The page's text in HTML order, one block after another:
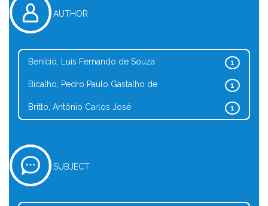
AUTHOR
1
Benício, Luis Fernando de Souza
1
Bicalho, Pedro Paulo Gastalho de
1
Britto, Antônio Carlos José
SUBJECT